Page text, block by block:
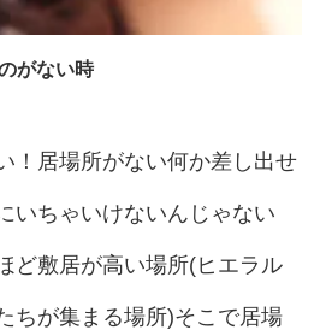
がない時
！居場所がない何か差し出せ
いちゃいけないんじゃない
ど敷居が高い場所(ヒエラル
ちが集まる場所)そこで居場